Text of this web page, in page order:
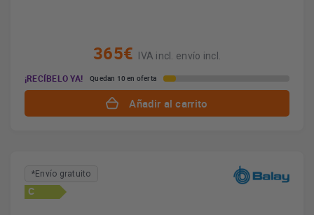
365€
IVA incl. envío incl.
¡RECÍBELO YA!
Quedan 10 en oferta
Añadir al carrito
*Envío gratuito
C